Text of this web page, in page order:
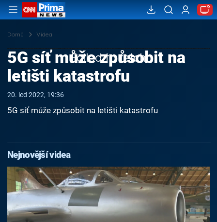
Domů Videa
Failed to fetch
5G síť může způsobit na
letišti katastrofu
20. led 2022, 19:36
5G síť může způsobit na letišti katastrofu
Nejnovější videa